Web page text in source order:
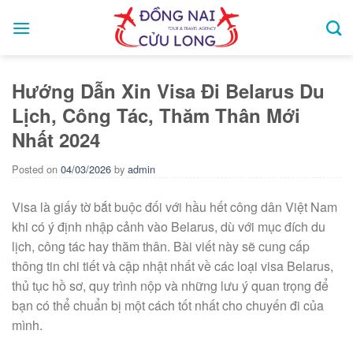
Hướng Dẫn Xin Visa Đi Belarus Du
Lịch, Công Tác, Thăm Thân Mới
Nhất 2024
Posted on 04/03/2026 by admin
Visa là giấy tờ bắt buộc đối với hầu hết công dân Việt Nam
khi có ý định nhập cảnh vào Belarus, dù với mục đích du
lịch, công tác hay thăm thân. Bài viết này sẽ cung cấp
thông tin chi tiết và cập nhật nhất về các loại visa Belarus,
thủ tục hồ sơ, quy trình nộp và những lưu ý quan trọng để
bạn có thể chuẩn bị một cách tốt nhất cho chuyến đi của
mình.